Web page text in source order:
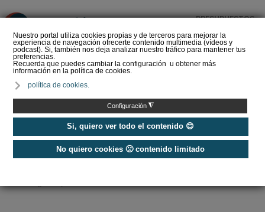
Nuestro portal utiliza cookies propias y de terceros para mejorar la
experiencia de navegación ofrecerte contenido multimedia (vídeos y
podcast). Si, también nos deja analizar nuestro tráfico para mantener tus
preferencias.
Recuerda que puedes cambiar la configuración u obtener más
información en la política de cookies.
política de cookies.
Configuración ◮
Si, quiero ver todo el contenido 😊
No quiero cookies 🙁 contenido limitado
PRESUPUESTOS
Global Services, un
nuevo estándar en s…
Construcción Sostenible / Certificación Energética